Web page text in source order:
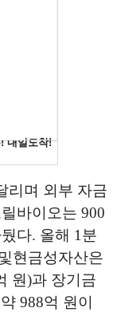
리며 외부 자금
바이오는 900
다. 올해 1분
현금성자산은
원)과 장기금
988억 원이